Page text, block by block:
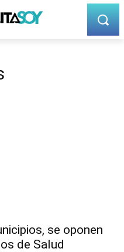
se oponen
de Salud